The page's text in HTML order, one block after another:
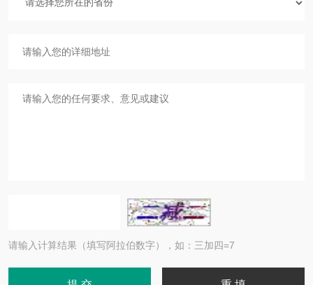
请输入计算结果（填写阿拉伯数字），如：三加四=7